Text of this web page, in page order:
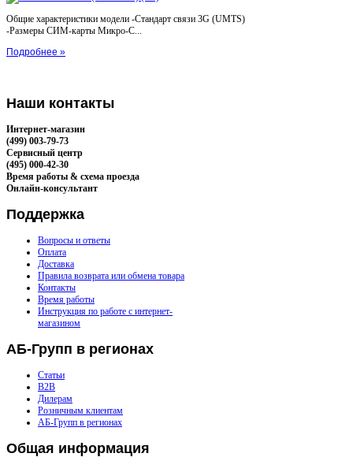
Общие характеристики модели -Стандарт связи 3G (UMTS)
-Размеры СИМ-карты Микро-С...
Подробнее »
Наши контакты
Интернет-магазин
(499) 003-79-73
Сервисный центр
(495) 000-42-30
Время работы & схема проезда
Онлайн-консультант
Поддержка
Вопросы и ответы
Оплата
Доставка
Правила возврата или обмена товара
Контакты
Время работы
Инструкция по работе с интернет-
магазином
АБ-Групп в регионах
Статьи
B2B
Дилерам
Розничным клиентам
АБ-Групп в регионах
Общая информация